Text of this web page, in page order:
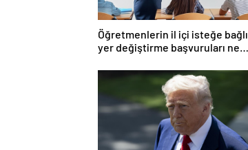
Öğretmenlerin il içi isteğe bağlı
yer değiştirme başvuruları ne